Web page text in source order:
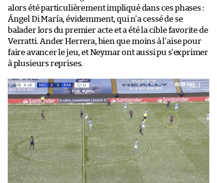
alors été particulièrement impliqué dans ces phases :
Ángel Di María, évidemment, qui n’a cessé de se
balader lors du premier acte et a été la cible favorite de
Verratti. Ander Herrera, bien que moins à l’aise pour
faire avancer le jeu, et Neymar ont aussi pu s’exprimer
à plusieurs reprises.